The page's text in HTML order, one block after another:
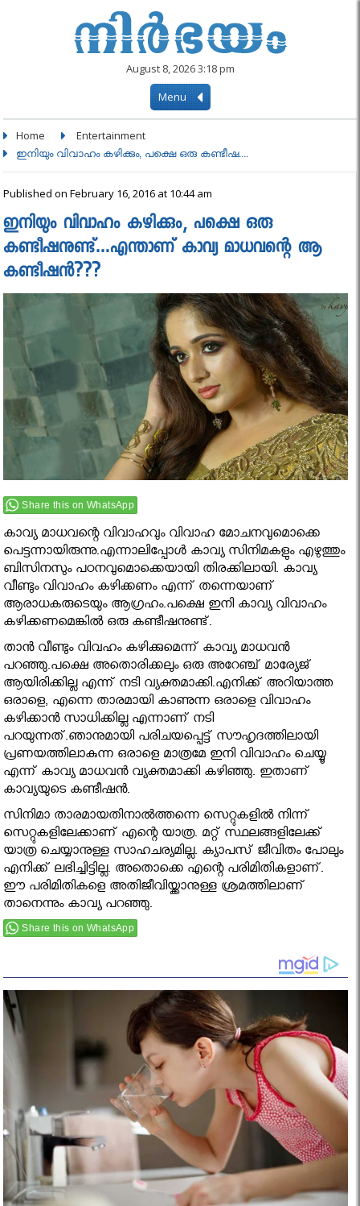
August 8, 2026 3:18 pm
Menu
Home Entertainment
ഇനിയും വിവാഹം കഴിക്കും, പക്ഷെ ഒരു കണ്ടീഷ....
Published on February 16, 2016 at 10:44 am
ഇനിയും വിവാഹം കഴിക്കും, പക്ഷെ ഒരു
കണ്ടീഷനുണ്ട്…എന്താണ് കാവ്യ മാധവന്റെ ആ
കണ്ടീഷൻ???
Share this on WhatsApp
കാവ്യ മാധവന്റെ വിവാഹവും വിവാഹ മോചനവുമൊക്കെ
പെട്ടന്നായിരുന്നു.എന്നാലിപ്പോൾ കാവ്യ സിനിമകളും എഴുത്തും
ബിസിനസും പഠനവുമൊക്കെയായി തിരക്കിലായി. കാവ്യ
വീണ്ടും വിവാഹം കഴിക്കണം എന്ന് തന്നെയാണ്
ആരാധകരുടെയും ആഗ്രഹം.പക്ഷെ ഇനി കാവ്യ വിവാഹം
കഴിക്കണമെങ്കിൽ ഒരു കണ്ടീഷനുണ്ട്.
താൻ വീണ്ടും വിവഹം കഴിക്കുമെന്ന് കാവ്യ മാധവൻ
പറഞ്ഞു.പക്ഷെ അതൊരിക്കലും ഒരു അറേഞ്ച് മാര്യേജ്
ആയിരിക്കില്ല എന്ന് നടി വ്യക്തമാക്കി.എനിക്ക് അറിയാത്ത
ഒരാളെ, എന്നെ താരമായി കാണുന്ന ഒരാളെ വിവാഹം
കഴിക്കാൻ സാധിക്കില്ല എന്നാണ് നടി
പറയുന്നത്.ഞാനുമായി പരിചയപ്പെട്ട് സൗഹൃദത്തിലായി
പ്രണയത്തിലാകുന്ന ഒരാളെ മാത്രമേ ഇനി വിവാഹം ചെയ്യൂ
എന്ന് കാവ്യ മാധവന്‍ വ്യക്തമാക്കി കഴിഞ്ഞു. ഇതാണ്
കാവ്യയുടെ കണ്ടീഷൻ.
സിനിമാ താരമായതിനാൽത്തന്നെ സെറ്റുകളിൽ നിന്ന്
സെറ്റുകളിലേക്കാണ് എന്റെ യാത്ര. മറ്റ് സ്ഥലങ്ങളിലേക്ക്
യാത്ര ചെയ്യാനുള്ള സാഹചര്യമില്ല. ക്യാപസ് ജീവിതം പോലും
എനിക്ക് ലഭിച്ചിട്ടില്ല. അതൊക്കെ എന്റെ പരിമിതികളാണ്.
ഈ പരിമിതികളെ അതിജീവിയ്ക്കാനുള്ള ശ്രമത്തിലാണ്
താനെന്നും കാവ്യ പറഞ്ഞു.
Share this on WhatsApp